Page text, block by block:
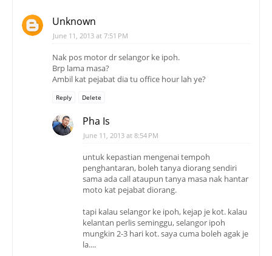
Unknown
June 11, 2013 at 7:51 PM
Nak pos motor dr selangor ke ipoh.
Brp lama masa?
Ambil kat pejabat dia tu office hour lah ye?
Reply Delete
Pha Is
June 11, 2013 at 8:54 PM
untuk kepastian mengenai tempoh
penghantaran, boleh tanya diorang sendiri
sama ada call ataupun tanya masa nak hantar
moto kat pejabat diorang.
tapi kalau selangor ke ipoh, kejap je kot. kalau
kelantan perlis seminggu, selangor ipoh
mungkin 2-3 hari kot. saya cuma boleh agak je
la....